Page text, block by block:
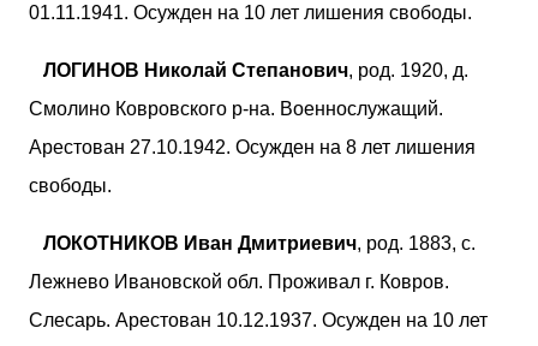
01.11.1941. Осужден на 10 лет лишения свободы.
ЛОГИНОВ Николай Степанович, род. 1920, д.
Смолино Ковровского р-на. Военнослужащий.
Арестован 27.10.1942. Осужден на 8 лет лишения
свободы.
ЛОКОТНИКОВ Иван Дмитриевич, род. 1883, с.
Лежнево Ивановской обл. Проживал г. Ковров.
Слесарь. Арестован 10.12.1937. Осужден на 10 лет